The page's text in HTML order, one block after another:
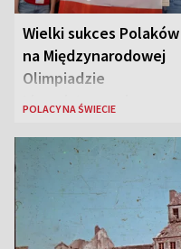
Wielki sukces Polaków
na Międzynarodowej
Olimpiadzie
Lingwistycznej
POLACY NA ŚWIECIE